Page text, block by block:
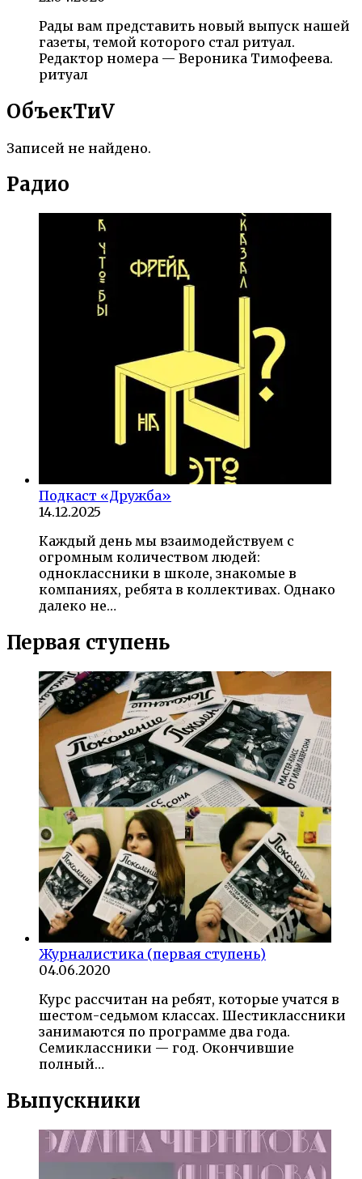
Рады вам представить новый выпуск нашей
газеты, темой которого стал ритуал.
Редактор номера — Вероника Тимофеева.
ритуал
ОбъекTиV
Записей не найдено.
Радио
Подкаст «Дружба»
14.12.2025
Каждый день мы взаимодействуем с
огромным количеством людей:
одноклассники в школе, знакомые в
компаниях, ребята в коллективах. Однако
далеко не…
Первая ступень
Журналистика (первая ступень)
04.06.2020
Курс рассчитан на ребят, которые учатся в
шестом-седьмом классах. Шестиклассники
занимаются по программе два года.
Семиклассники — год. Окончившие
полный…
Выпускники